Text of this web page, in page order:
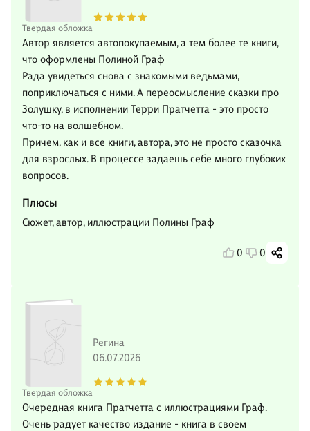
Твердая обложка
Автор является автопокупаемым, а тем более те книги,
что оформлены Полиной Граф
Рада увидеться снова с знакомыми ведьмами,
поприключаться с ними. А переосмысление сказки про
Золушку, в исполнении Терри Пратчетта - это просто
что-то на волшебном.
Причем, как и все книги, автора, это не просто сказочка
для взрослых. В процессе задаешь себе много глубоких
вопросов.
Плюсы
Сюжет, автор, иллюстрации Полины Граф
0 0
Твердая обложка
Регина
06.07.2026
Очередная книга Пратчетта с иллюстрациями Граф.
Очень радует качество издание - книга в своем